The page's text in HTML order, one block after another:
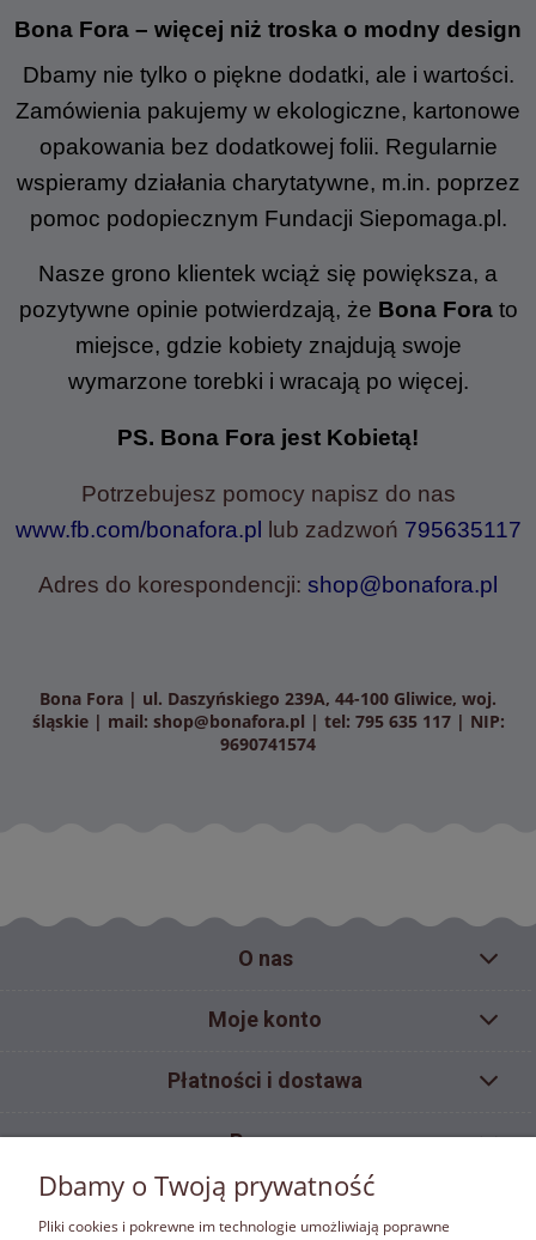
Bona Fora – więcej niż troska o modny design
Dbamy nie tylko o piękne dodatki, ale i wartości.
Zamówienia pakujemy w ekologiczne, kartonowe
opakowania bez dodatkowej folii. Regularnie
wspieramy działania charytatywne, m.in. poprzez
pomoc podopiecznym Fundacji Siepomaga.pl.
Nasze grono klientek wciąż się powiększa, a
pozytywne opinie potwierdzają, że Bona Forato
miejsce, gdzie kobiety znajdują swoje
wymarzone torebki i wracają po więcej.
PS. Bona Fora jest Kobietą!
Potrzebujesz pomocy napisz do nas
www.fb.com/bonafora.pl
lub zadzwoń 795635117
Adres do korespondencji: shop@bonafora.pl
Bona Fora | ul. Daszyńskiego 239A, 44-100 Gliwice, woj.
śląskie | mail: shop@bonafora.pl | tel: 795 635 117 | NIP:
9690741574
O nas
Moje konto
Płatności i dostawa
Pomoc
Informacje
Dbamy o Twoją prywatność
Pliki cookies i pokrewne im technologie umożliwiają poprawne